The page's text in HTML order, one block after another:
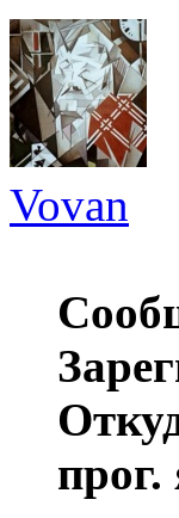
Vovan